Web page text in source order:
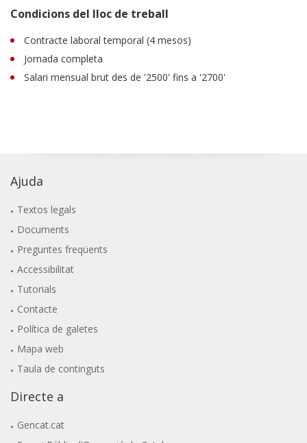
Condicions del lloc de treball
Contracte laboral temporal (4 mesos)
Jornada completa
Salari mensual brut des de '2500' fins a '2700'
Ajuda
Textos legals
Documents
Preguntes freqüents
Accessibilitat
Tutorials
Contacte
Política de galetes
Mapa web
Taula de continguts
Directe a
Gencat.cat